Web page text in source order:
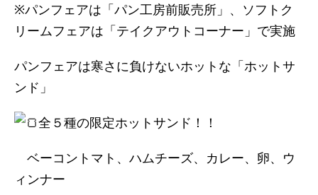
※パンフェアは「パン工房前販売所」、ソフトク
リームフェアは「テイクアウトコーナー」で実施
パンフェアは寒さに負けないホットな「ホットサ
ンド」
全５種の限定ホットサンド！！
ベーコントマト、ハムチーズ、カレー、卵、ウ
ィンナー